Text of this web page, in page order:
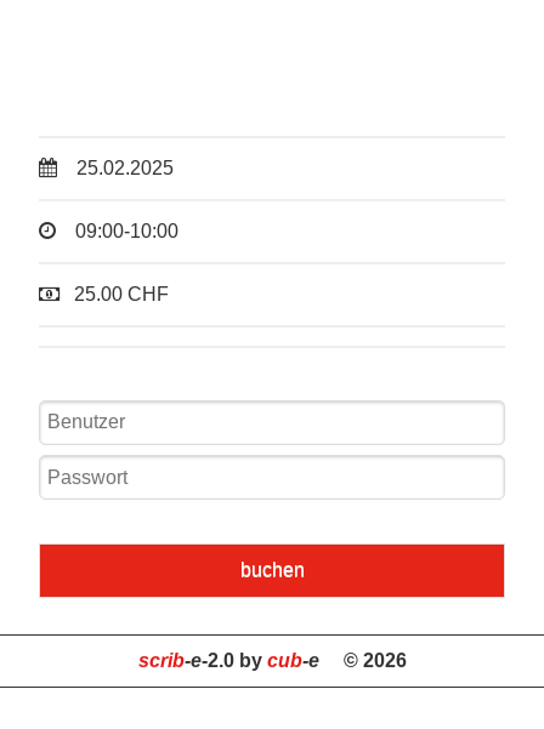
25.02.2025
09:00-10:00
25.00 CHF
buchen
scrib-e-2.0 by cub-e© 2026